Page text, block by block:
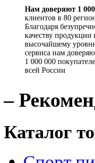
Нам доверяют 1
клиентов в 80
Благодаря
качеству продукции
высочайшему
сервиса нам
1 000 000
всей России
–
Каталог